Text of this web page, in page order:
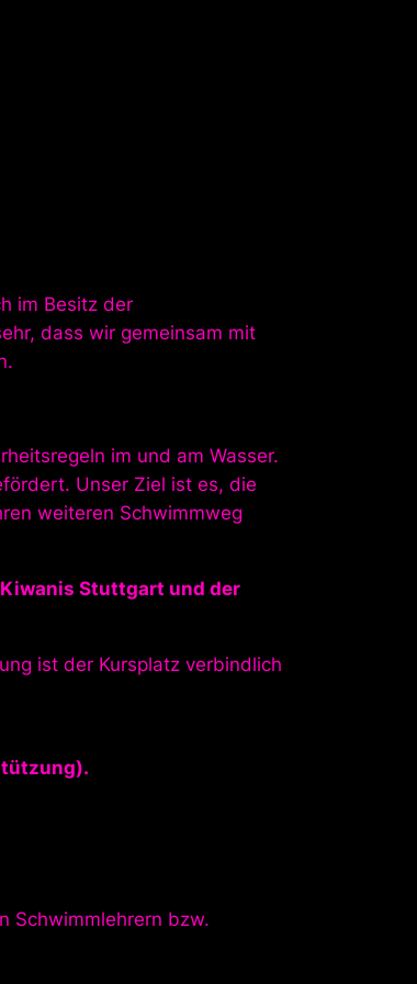
im Besitz der
dass wir gemeinsam mit
im und am Wasser.
Unser Ziel ist es, die
weiteren Schwimmweg
Stuttgart und der
ist der Kursplatz verbindlich
Schwimmlehrern bzw.